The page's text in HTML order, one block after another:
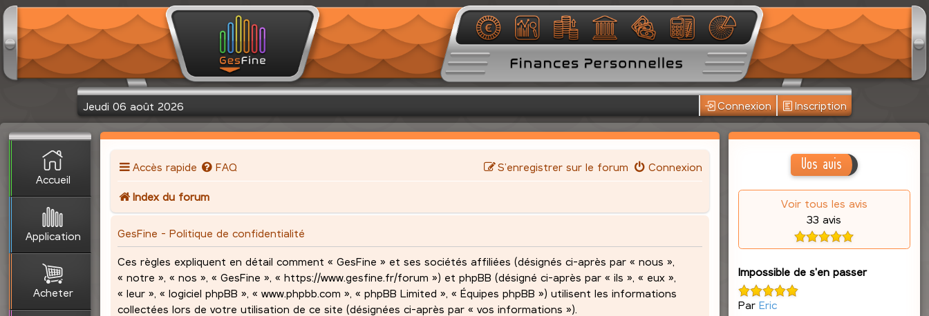
Jeudi 06 août 2026 Connexion Inscription
Accueil
Application
Acheter
Accès rapide FAQ Connexion
S’enregistrer sur le forum
Index du forum
GesFine - Politique de confidentialité
Ces règles expliquent en détail comment « GesFine » et ses sociétés affiliées (désignés ci-après par « nous »,
« notre », « nos », « GesFine », « https://www.gesfine.fr/forum ») et phpBB (désigné ci-après par « ils », « eux »,
« leur », « logiciel phpBB », « www.phpbb.com », « phpBB Limited », « Équipes phpBB ») utilisent les informations
collectées lors de votre utilisation de ce site (désignées ci-après par « vos informations »).
Vos avis
Voir tous les avis
33 avis
Impossible de s'en passer
Par Eric